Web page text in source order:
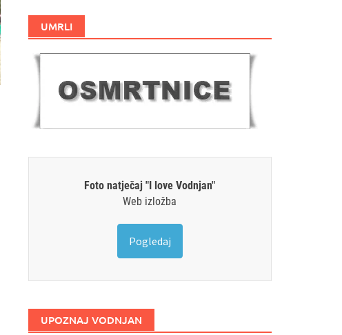
UMRLI
Foto natječaj "I love Vodnjan"
Web izložba
Pogledaj
UPOZNAJ VODNJAN